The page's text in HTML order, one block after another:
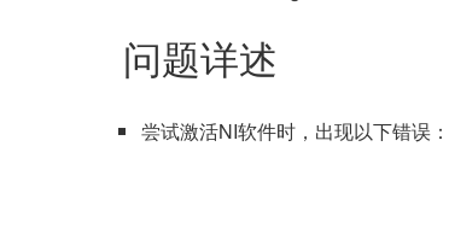
问题详述
尝试激活NI软件时，出现以下错误：